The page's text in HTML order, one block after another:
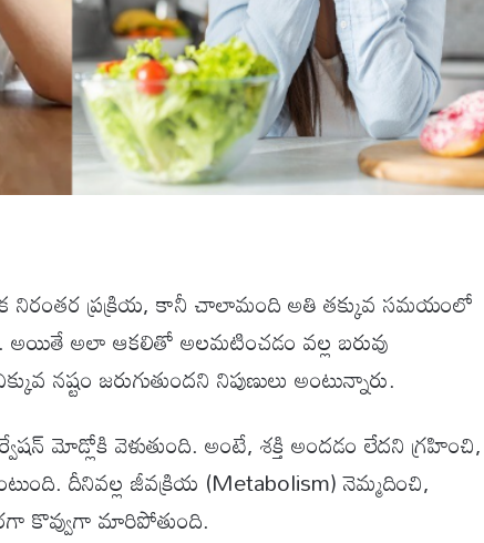
నిరంతర ప్రక్రియ, కానీ చాలామంది అతి తక్కువ సమయంలో
అయితే అలా ఆకలితో అలమటించడం వల్ల బరువు
నష్టం జరుగుతుందని నిపుణులు అంటున్నారు.
మోడ్లోకి వెళుతుంది. అంటే, శక్తి అందడం లేదని గ్రహించి,
దీనివల్ల జీవక్రియ (Metabolism) నెమ్మదించి,
కొవ్వుగా మారిపోతుంది.